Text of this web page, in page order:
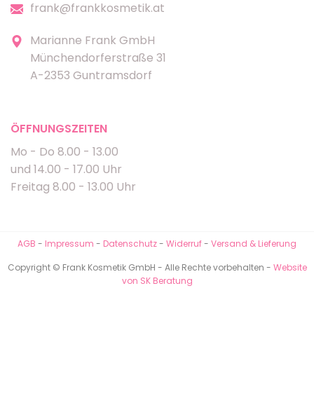
frank@frankkosmetik.at
Marianne Frank GmbH
Münchendorferstraße 31
A-2353 Guntramsdorf
ÖFFNUNGSZEITEN
Mo - Do 8.00 - 13.00
und 14.00 - 17.00 Uhr
Freitag 8.00 - 13.00 Uhr
AGB - Impressum - Datenschutz- Widerruf- Versand & Lieferung
Copyright © Frank Kosmetik GmbH - Alle Rechte vorbehalten - Website
von SK Beratung